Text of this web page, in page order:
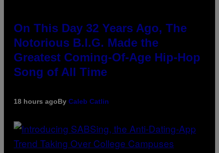
On This Day 32 Years Ago, The
Notorious B.I.G. Made the
Greatest Coming-Of-Age Hip-Hop
Song of All Time
18 hours agoBy Caleb Catlin